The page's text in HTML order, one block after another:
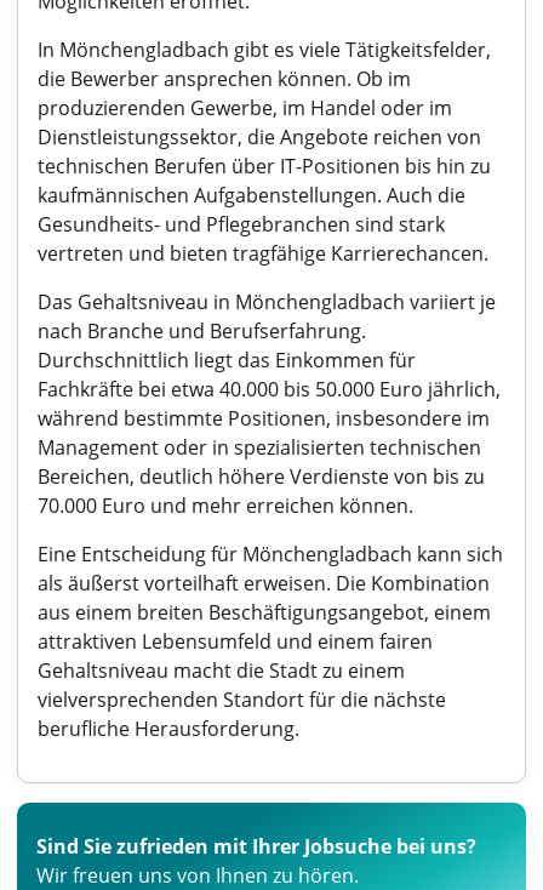
In Mönchengladbach gibt es viele Tätigkeitsfelder,
die Bewerber ansprechen können. Ob im
produzierenden Gewerbe, im Handel oder im
Dienstleistungssektor, die Angebote reichen von
technischen Berufen über IT-Positionen bis hin zu
kaufmännischen Aufgabenstellungen. Auch die
Gesundheits- und Pflegebranchen sind stark
vertreten und bieten tragfähige Karrierechancen.
Das Gehaltsniveau in Mönchengladbach variiert je
nach Branche und Berufserfahrung.
Durchschnittlich liegt das Einkommen für
Fachkräfte bei etwa 40.000 bis 50.000 Euro jährlich,
während bestimmte Positionen, insbesondere im
Management oder in spezialisierten technischen
Bereichen, deutlich höhere Verdienste von bis zu
70.000 Euro und mehr erreichen können.
Eine Entscheidung für Mönchengladbach kann sich
als äußerst vorteilhaft erweisen. Die Kombination
aus einem breiten Beschäftigungsangebot, einem
attraktiven Lebensumfeld und einem fairen
Gehaltsniveau macht die Stadt zu einem
vielversprechenden Standort für die nächste
berufliche Herausforderung.
Sind Sie zufrieden mit Ihrer Jobsuche bei uns?
Wir freuen uns von Ihnen zu hören.